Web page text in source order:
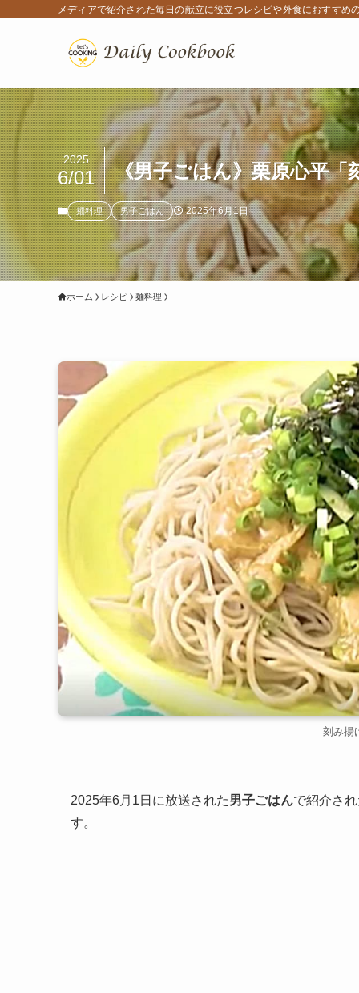
メディアで紹介された毎日の献立に役立つレシピや外食におすすめ
《男子ごはん》栗原心平「
2025
6/01
麺料理 男子ごはん 2025年6月1日
ホーム レシピ 麺料理
刻み揚
2025年6月1日に放送された男子ごはんで紹介さ
す。